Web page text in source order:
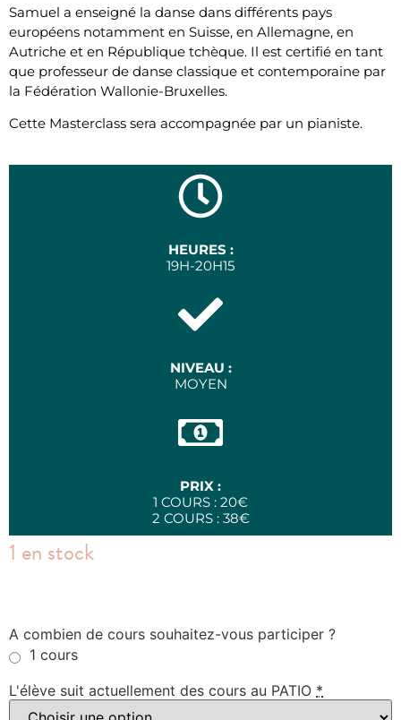
Samuel a enseigné la danse dans différents pays
européens notamment en Suisse, en Allemagne, en
Autriche et en République tchèque. Il est certifié en tant
que professeur de danse classique et contemporaine par
la Fédération Wallonie-Bruxelles.
Cette Masterclass sera accompagnée par un pianiste.
HEURES :
19H-20H15
NIVEAU :
MOYEN
PRIX :
1 COURS : 20€
2 COURS : 38€
1 en stock
A combien de cours souhaitez-vous participer ?
1 cours
L'élève suit actuellement des cours au PATIO *